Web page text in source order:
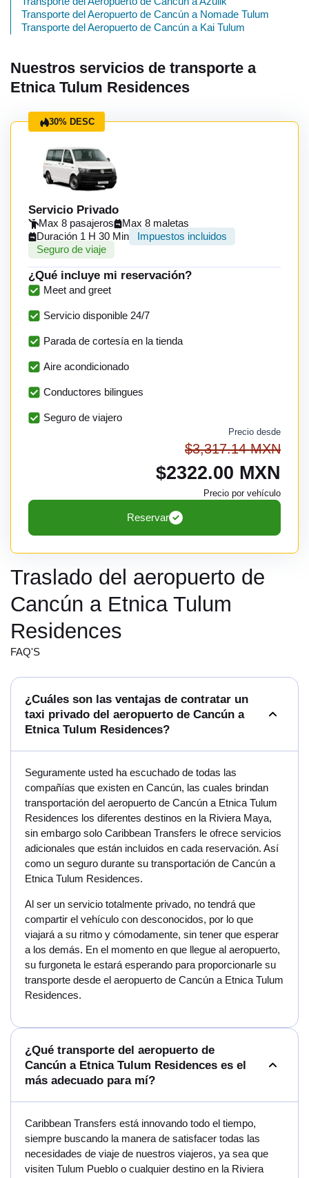
Transporte del Aeropuerto de Cancún a Nomade Tulum
Transporte del Aeropuerto de Cancún a Kai Tulum
Nuestros servicios de transporte a
Etnica Tulum Residences
30% DESC
Servicio Privado
Max 8 pasajeros
Max 8 maletas
Duración 1 H 30 Min
Impuestos incluidos
Seguro de viaje
¿Qué incluye mi reservación?
Meet and greet
Servicio disponible 24/7
Parada de cortesía en la tienda
Aire acondicionado
Conductores bilingues
Seguro de viajero
Precio desde
$3,317.14 MXN
$2322.00 MXN
Precio por vehículo
Reservar
Traslado del aeropuerto de
Cancún a Etnica Tulum
Residences
FAQ'S
¿Cuáles son las ventajas de contratar un
taxi privado del aeropuerto de Cancún a
Etnica Tulum Residences?
Seguramente usted ha escuchado de todas las
compañías que existen en Cancún, las cuales brindan
transportación del aeropuerto de Cancún a Etnica Tulum
Residences los diferentes destinos en la Riviera Maya,
sin embargo solo Caribbean Transfers le ofrece servicios
adicionales que están incluidos en cada reservación. Así
como un seguro durante su transportación de Cancún a
Etnica Tulum Residences.
Al ser un servicio totalmente privado, no tendrá que
compartir el vehículo con desconocidos, por lo que
viajará a su ritmo y cómodamente, sin tener que esperar
a los demás. En el momento en que llegue al aeropuerto,
su furgoneta le estará esperando para proporcionarle su
transporte desde el aeropuerto de Cancún a Etnica Tulum
Residences.
¿Qué transporte del aeropuerto de
Cancún a Etnica Tulum Residences es el
más adecuado para mí?
Caribbean Transfers está innovando todo el tiempo,
siempre buscando la manera de satisfacer todas las
necesidades de viaje de nuestros viajeros, ya sea que
visiten Tulum Pueblo o cualquier destino en la Riviera